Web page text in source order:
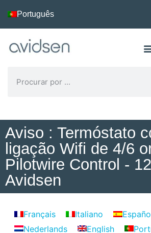
Português
Aviso : Termóstato
ligação Wifi de 4/6
Pilotwire Control -
Avidsen
Français Italiano
Nederlands
English